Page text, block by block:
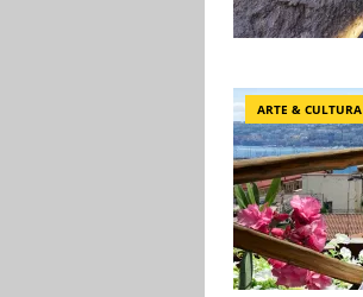
ARTE & CULTURA